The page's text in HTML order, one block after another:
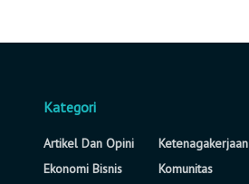
Kategori
Artikel Dan Opini
Ekonomi Bisnis
Ketenagakerjaan
Komunitas